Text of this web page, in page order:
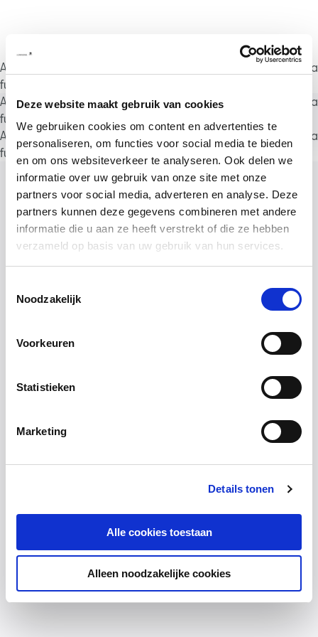
Deze website maakt gebruik van cookies
We gebruiken cookies om content en advertenties te
personaliseren, om functies voor social media te bieden
en om ons websiteverkeer te analyseren. Ook delen we
informatie over uw gebruik van onze site met onze
partners voor social media, adverteren en analyse. Deze
partners kunnen deze gegevens combineren met andere
informatie die u aan ze heeft verstrekt of die ze hebben
verzameld op basis van uw gebruik van hun services.
Noodzakelijk
Voorkeuren
Statistieken
Marketing
Details tonen
Alle cookies toestaan
Alleen noodzakelijke cookies
A rendering error occurred:
a.substring(...).replaceAll is not a
function
A rendering error occurred:a.substring(...).replaceAll is not a
function
A rendering error occurred:
a.substring(...).replaceAll is not a
function